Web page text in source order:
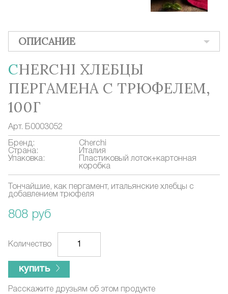
ОПИСАНИЕ
CHERCHI ХЛЕБЦЫ
ПЕРГАМЕНА С ТРЮФЕЛЕМ,
100Г
Арт. Б0003052
Бренд:
Cherchi
Страна:
Италия
Упаковка:
Пластиковый лоток+картонная
коробка
Тончайшие, как пергамент, итальянские хлебцы с
добавлением трюфеля
808 руб
Количество
купить
Расскажите друзьям об этом продукте